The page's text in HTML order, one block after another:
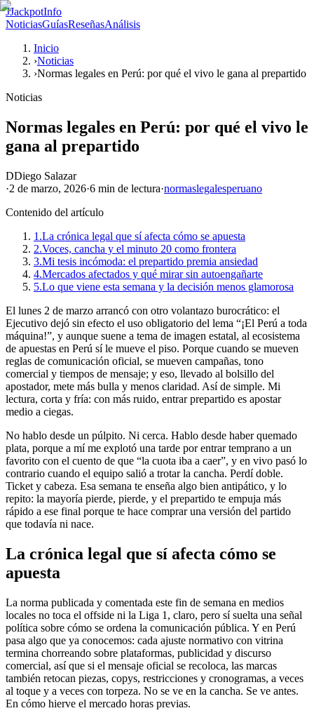
JJackpotInfo
NoticiasGuíasReseñasAnálisis
Inicio
›Noticias
›Normas legales en Perú: por qué el vivo le gana al prepartido
Noticias
Normas legales en Perú: por qué el vivo le
gana al prepartido
DDiego Salazar
·2 de marzo, 2026·6 min de lectura·normaslegalesperuano
Contenido del artículo
1.La crónica legal que sí afecta cómo se apuesta
2.Voces, cancha y el minuto 20 como frontera
3.Mi tesis incómoda: el prepartido premia ansiedad
4.Mercados afectados y qué mirar sin autoengañarte
5.Lo que viene esta semana y la decisión menos glamorosa
El lunes 2 de marzo arrancó con otro volantazo burocrático: el
Ejecutivo dejó sin efecto el uso obligatorio del lema “¡El Perú a toda
máquina!”, y aunque suene a tema de imagen estatal, al ecosistema
de apuestas en Perú sí le mueve el piso. Porque cuando se mueven
reglas de comunicación oficial, se mueven campañas, tono
comercial y tiempos de mensaje; y eso, llevado al bolsillo del
apostador, mete más bulla y menos claridad. Así de simple. Mi
lectura, corta y fría: con más ruido, entrar prepartido es apostar
medio a ciegas.
No hablo desde un púlpito. Ni cerca. Hablo desde haber quemado
plata, porque a mí me explotó una tarde por entrar temprano a un
favorito con el cuento de que “la cuota iba a caer”, y en vivo pasó lo
contrario cuando el equipo salió a trotar la cancha. Perdí doble.
Ticket y cabeza. Esa semana te enseña algo bien antipático, y lo
repito: la mayoría pierde, pierde, y el prepartido te empuja más
rápido a ese final porque te hace comprar una versión del partido
que todavía ni nace.
La crónica legal que sí afecta cómo se
apuesta
La norma publicada y comentada este fin de semana en medios
locales no toca el offside ni la Liga 1, claro, pero sí suelta una señal
política sobre cómo se ordena la comunicación pública. Y en Perú
pasa algo que ya conocemos: cada ajuste normativo con vitrina
termina chorreando sobre plataformas, publicidad y discurso
comercial, así que si el mensaje oficial se recoloca, las marcas
también retocan piezas, copys, restricciones y cronogramas, a veces
al toque y a veces con torpeza. No se ve en la cancha. Se ve antes.
En cómo hierve el mercado horas previas.